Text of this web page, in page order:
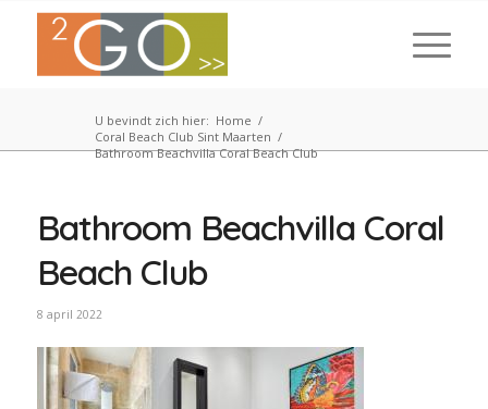
U bevindt zich hier: Home /
Coral Beach Club Sint Maarten /
Bathroom Beachvilla Coral Beach Club
Bathroom Beachvilla Coral
Beach Club
8 april 2022